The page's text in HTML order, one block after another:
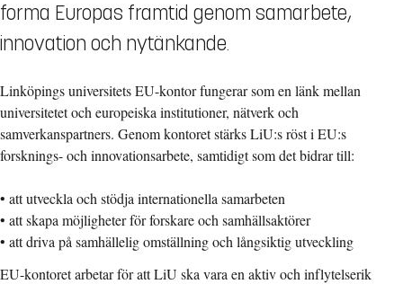
forma Europas framtid genom samarbete,
innovation och nytänkande.
Linköpings universitets EU-kontor fungerar som en länk mellan
universitetet och europeiska institutioner, nätverk och
samverkanspartners. Genom kontoret stärks LiU:s röst i EU:s
forsknings- och innovationsarbete, samtidigt som det bidrar till:
• att utveckla och stödja internationella samarbeten
• att skapa möjligheter för forskare och samhällsaktörer
• att driva på samhällelig omställning och långsiktig utveckling
EU-kontoret arbetar för att LiU ska vara en aktiv och inflytelserik